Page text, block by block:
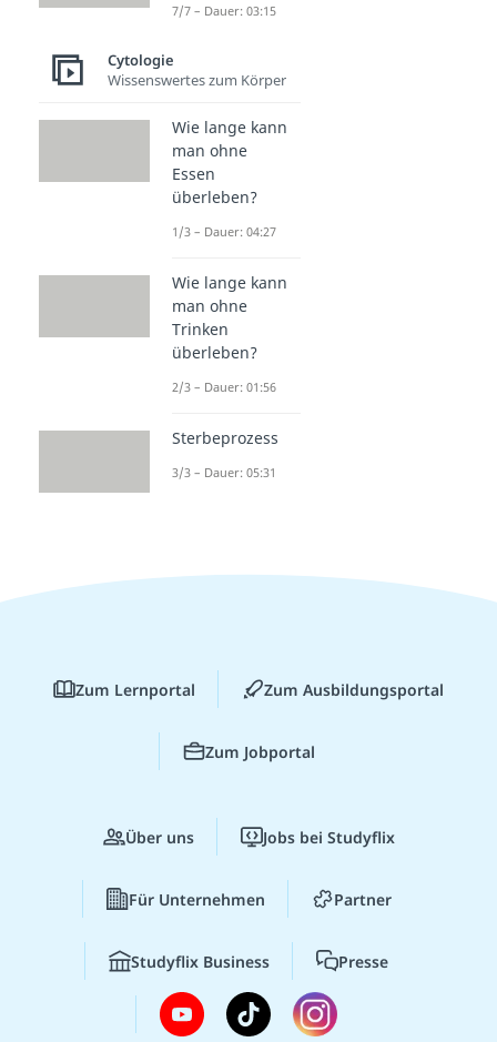
7/7 – Dauer: 03:15
Cytologie
Wissenswertes zum Körper
Wie lange kann
man ohne
Essen
überleben?
1/3 – Dauer: 04:27
Wie lange kann
man ohne
Trinken
überleben?
2/3 – Dauer: 01:56
Sterbeprozess
3/3 – Dauer: 05:31
Zum Lernportal Zum Ausbildungsportal
Zum Jobportal
Über uns Jobs bei Studyflix
Für Unternehmen Partner
Studyflix Business Presse